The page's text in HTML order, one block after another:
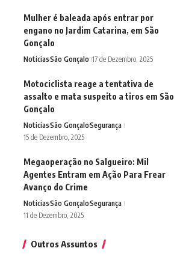
Mulher é baleada após entrar por
engano no Jardim Catarina, em São
Gonçalo
NoticiasSão Gonçalo 17 de Dezembro, 2025
Motociclista reage a tentativa de
assalto e mata suspeito a tiros em São
Gonçalo
NoticiasSão GonçaloSegurança
15 de Dezembro, 2025
Megaoperação no Salgueiro: Mil
Agentes Entram em Ação Para Frear
Avanço do Crime
NoticiasSão GonçaloSegurança
11 de Dezembro, 2025
Outros Assuntos